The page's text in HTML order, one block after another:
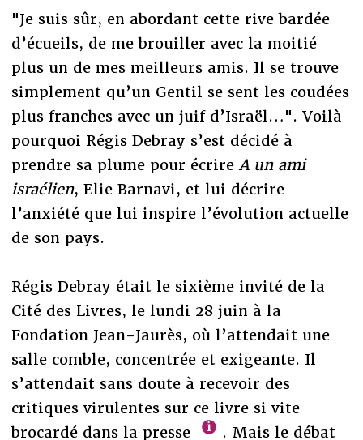
"Je suis sûr, en abordant cette rive bardée
d’écueils, de me brouiller avec la moitié
plus un de mes meilleurs amis. Il se trouve
simplement qu’un Gentil se sent les coudées
plus franches avec un juif d’Israël…". Voilà
pourquoi Régis Debray s’est décidé à
prendre sa plume pour écrire A un ami
israélien, Elie Barnavi, et lui décrire
l’anxiété que lui inspire l’évolution actuelle
de son pays.
Régis Debray était le sixième invité de la
Cité des Livres, le lundi 28 juin à la
Fondation Jean-Jaurès, où l’attendait une
salle comble, concentrée et exigeante. Il
s’attendait sans doute à recevoir des
critiques virulentes sur ce livre si vite
brocardé dans la presse
. Mais le débat